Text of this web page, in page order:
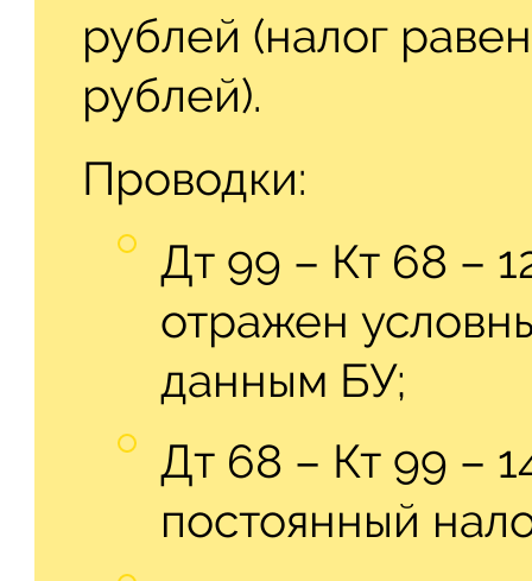
рублей (налог
рублей).
Проводки:
Дт 99 – Кт 68 –
отражен
данным БУ;
Дт 68 – Кт 99 –
постоянный